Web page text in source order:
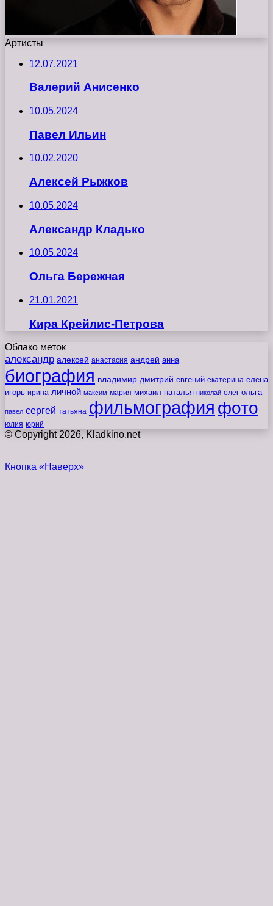
Артисты
12.07.2021
Валерий Анисенко
10.05.2024
Павел Ильин
10.02.2020
Алексей Рыжков
10.05.2024
Александр Кладько
10.05.2024
Ольга Бережная
21.01.2021
Кира Крейлис-Петрова
Облако меток
александр алексей анастасия андрей анна
биография владимир дмитрий евгений екатерина елена
игорь ирина личной максим мария михаил наталья николай олег ольга
павел сергей татьяна фильмография фото
юлия юрий
© Copyright 2026, Kladkino.net
Кнопка «Наверх»